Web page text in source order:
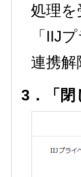
処理
「IIJ
連携
3．「閉